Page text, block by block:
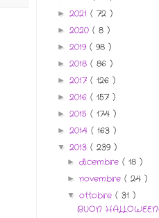
► 2021 ( 72 )
► 2020 ( 8 )
► 2019 ( 98 )
► 2018 ( 86 )
► 2017 ( 126 )
► 2016 ( 157 )
► 2015 ( 174 )
► 2014 ( 163 )
▼ 2013 ( 239 )
► dicembre ( 18 )
► novembre ( 24 )
▼ ottobre ( 31 )
BUON